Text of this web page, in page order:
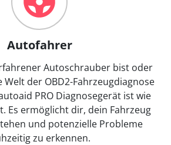
Autofahrer
Autoschrauber bist oder
der OBD2-Fahrzeugdiagnose
PRO Diagnosegerät ist wie
Es ermöglicht dir, dein Fahrzeug
und potenzielle Probleme
zu erkennen.